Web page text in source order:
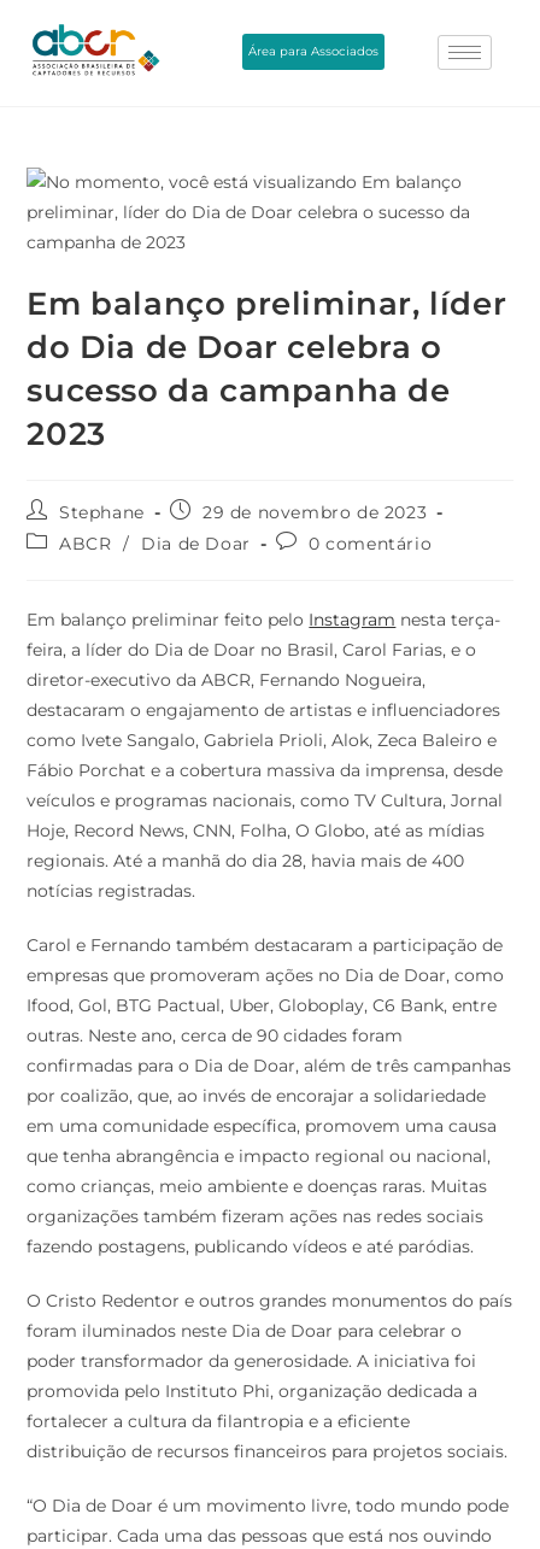
Área para Associados
Em balanço preliminar, líder
do Dia de Doar celebra o
sucesso da campanha de
2023
Stephane
29 de novembro de 2023
ABCR / Dia de Doar 0 comentário
Em balanço preliminar feito pelo Instagram nesta terça-
feira, a líder do Dia de Doar no Brasil, Carol Farias, e o
diretor-executivo da ABCR, Fernando Nogueira,
destacaram o engajamento de artistas e influenciadores
como Ivete Sangalo, Gabriela Prioli, Alok, Zeca Baleiro e
Fábio Porchat e a cobertura massiva da imprensa, desde
veículos e programas nacionais, como TV Cultura, Jornal
Hoje, Record News, CNN, Folha, O Globo, até as mídias
regionais. Até a manhã do dia 28, havia mais de 400
notícias registradas.
Carol e Fernando também destacaram a participação de
empresas que promoveram ações no Dia de Doar, como
Ifood, Gol, BTG Pactual, Uber, Globoplay, C6 Bank, entre
outras. Neste ano, cerca de 90 cidades foram
confirmadas para o Dia de Doar, além de três campanhas
por coalizão, que, ao invés de encorajar a solidariedade
em uma comunidade específica, promovem uma causa
que tenha abrangência e impacto regional ou nacional,
como crianças, meio ambiente e doenças raras. Muitas
organizações também fizeram ações nas redes sociais
fazendo postagens, publicando vídeos e até paródias.
O Cristo Redentor e outros grandes monumentos do país
foram iluminados neste Dia de Doar para celebrar o
poder transformador da generosidade. A iniciativa foi
promovida pelo Instituto Phi, organização dedicada a
fortalecer a cultura da filantropia e a eficiente
distribuição de recursos financeiros para projetos sociais.
“O Dia de Doar é um movimento livre, todo mundo pode
participar. Cada uma das pessoas que está nos ouvindo